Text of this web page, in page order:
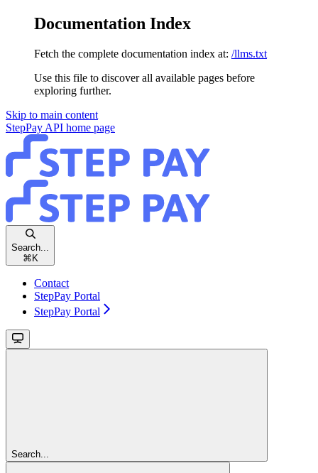
Documentation Index
Fetch the complete documentation index at: /llms.txt
Use this file to discover all available pages before
exploring further.
Skip to main content
StepPay API home page
Search...
⌘ K
Contact
StepPay Portal
StepPay Portal
Search...